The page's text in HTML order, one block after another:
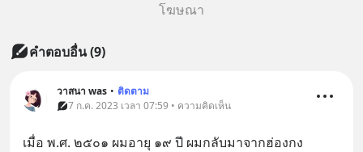
โฆษณา
คำตอบอื่น(9)
วาสนา was • ติดตาม
7 ก.ค. 2023 เวลา 07:59 • ความคิดเห็น
เมื่อ พ.ศ. ๒๕๐๑ ผมอายุ ๑๙ ปี ผมกลับมาจากฮ่องกง